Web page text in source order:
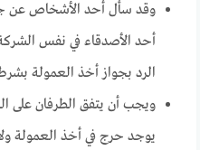
وقد سأل أحد الأشخاص عن
أحد الأصدقاء في نفس
الرد بجواز أخذ العمولة
ويجب أن يتفق الطرفان على
يوجد حرج في أخذ العمولة